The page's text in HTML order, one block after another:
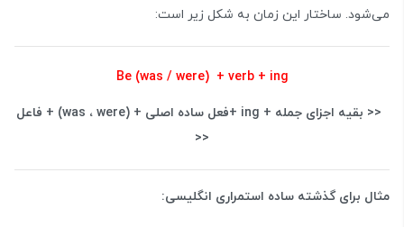
می‌شود. ساختار این زمان به شکل زیر است:
Be (was / were) + verb + ing
<< بقیه اجزای جمله + ing +فعل ساده اصلی + (was ، were) + فاعل
<<
مثال برای گذشته ساده استمراری انگلیسی: